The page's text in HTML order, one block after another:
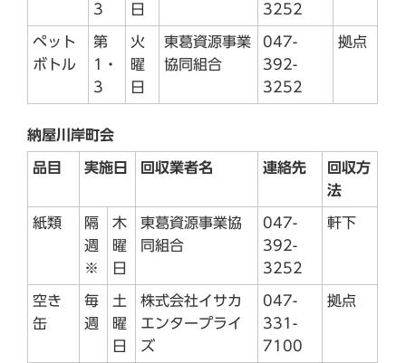
3
日
3252
ペット
ボトル
第
1・
3
火
曜
日
東葛資源事業
協同組合
047-
392-
3252
拠点
納屋川岸町会
品目 実施日 回収業者名 連絡先
回収方
法
紙類
隔
週
※
木
曜
日
東葛資源事業協
同組合
047-
392-
3252
軒下
空き
缶
毎
週
土
曜
日
株式会社イサカ
エンタープライ
ズ
047-
331-
7100
拠点